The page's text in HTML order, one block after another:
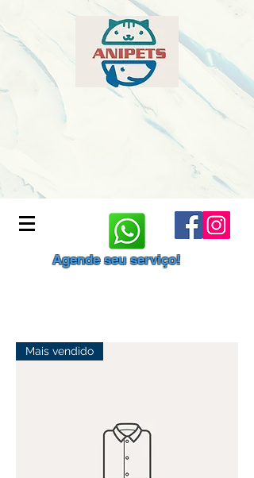
Agende seu serviço!
Mais vendido